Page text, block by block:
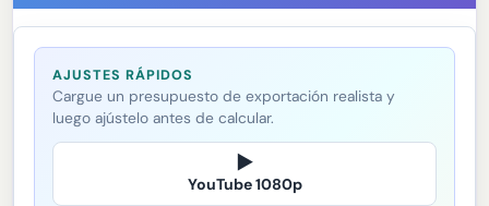
AJUSTES RÁPIDOS
Cargue un presupuesto de exportación realista y
luego ajústelo antes de calcular.
▶
YouTube 1080p